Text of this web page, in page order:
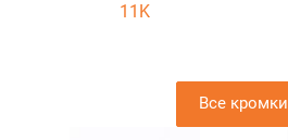
11K
Все кромки